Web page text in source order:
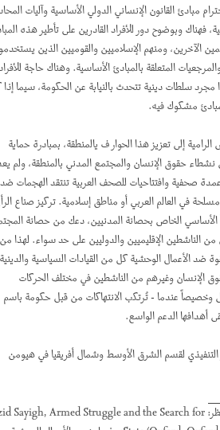
القانون الإنساني الدولي الأساسية وآليات المحاسبة
فهناك وبوضوح دور للأفراد القادرين على تأطير هذه المبادئ
الآخرين، ومنهم الإسلاميين والقوميين الذين يستخدمون
المتعلقة بالمبادئ الأساسية. وهناك حاجة للأفراد
سلطات دينية تتحدث بالنيابة عن الحكومة، سيما إذا كان
مشكوك فيه.
إلى تعزيز هذا الحوار ف يالمنطقة، بمبادرة حماية
حقوق الإنسان والمجتمع المدني بالمنطقة، ولم يعد
صحفية وافتتاحيات للصحف العربية تنتقد الهجمات ضد
في العالم العربي أو مناطق إسلامية. تركيز صناع الرأي
الأساسي الخاص بحصانة المدنيين، دعك من حصانة المجتمع
الإقليميين والدوليين على حد سواء. لهذا من
الأعمال الوحشية كل من القيادات السياسية والدينية
الإنسان وغيرهم من الناشطين في مختلف الحركات
عندما - تُرتكب الانتهاكات من قبل حكومة باسم
الدعم الواسع.
لقسم الشرق الأوسط وشمال أفريقيا في هيومن
Armed Struggle and the Search for